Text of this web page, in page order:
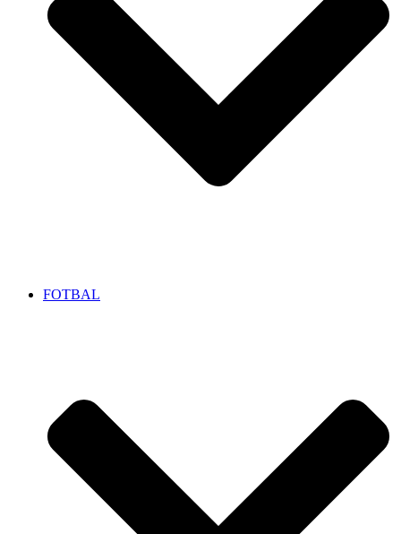
FOTBAL